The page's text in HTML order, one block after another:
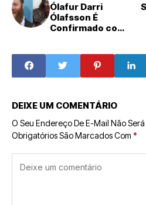
Ólafur Darri
Ólafsson É
Confirmado como
de God of War do
Prime Video
DEIXE UM COMENTÁRIO
O Seu Endereço De E-Mail Não
Obrigatórios São Marcados Com *